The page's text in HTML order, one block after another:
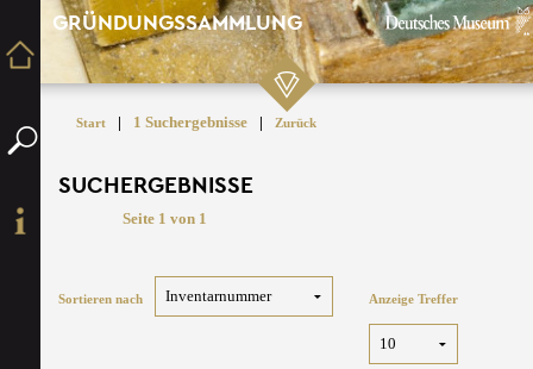
GRÜNDUNGSSAMMLUNG
Start | 1 Suchergebnisse | Zurück
SUCHERGEBNISSE
Seite 1 von 1
Sortieren nach Anzeige Treffer